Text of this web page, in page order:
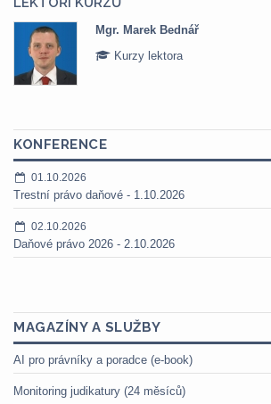
Mgr. Marek Bednář
Kurzy lektora
KONFERENCE
01.10.2026
Trestní právo daňové - 1.10.2026
02.10.2026
Daňové právo 2026 - 2.10.2026
MAGAZÍNY A SLUŽBY
AI pro právníky a poradce (e-book)
Monitoring judikatury (24 měsíců)